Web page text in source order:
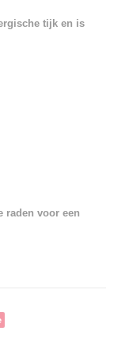
tijk en is
raden voor een